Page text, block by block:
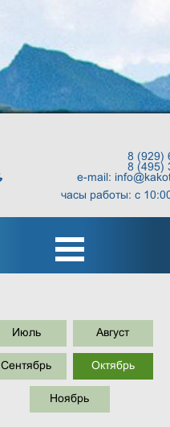
8 (929)
8 (495)
e-mail:
часы работы: с
Июль Август
Сентябрь Октябрь
Ноябрь